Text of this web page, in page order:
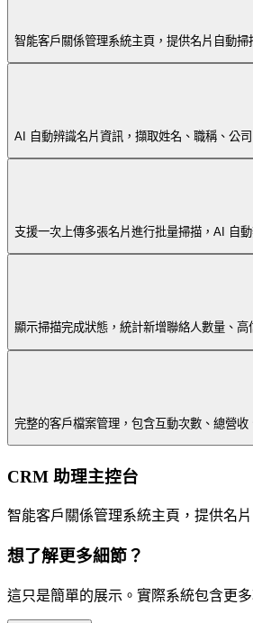
智能客戶關係管理系統主頁，提供名片自動
AI 自動辨識名片資訊，擷取姓名、職稱、公
支援一次上傳多張名片進行批量掃描，AI 自
顯示掃描完成狀態，統計新增聯絡人數量、
完整的客戶檔案管理，包含互動次數、總營
CRM 助理主控台
智能客戶關係管理系統主頁，提供名
想了解更多細節？
這只是簡單的展示。實際系統包含更